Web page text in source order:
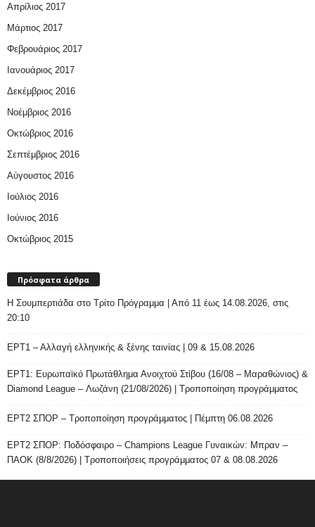
Απρίλιος 2017
Μάρτιος 2017
Φεβρουάριος 2017
Ιανουάριος 2017
Δεκέμβριος 2016
Νοέμβριος 2016
Οκτώβριος 2016
Σεπτέμβριος 2016
Αύγουστος 2016
Ιούλιος 2016
Ιούνιος 2016
Οκτώβριος 2015
Πρόσφατα άρθρα
H Σουμπερτιάδα στο Τρίτο Πρόγραμμα | Από 11 έως 14.08.2026, στις
20:10
ΕΡΤ1 – Αλλαγή ελληνικής & ξένης ταινίας | 09 & 15.08.2026
ΕΡΤ1: Ευρωπαϊκό Πρωτάθλημα Ανοιχτού Στίβου (16/08 – Μαραθώνιος) &
Diamond League – Λωζάνη (21/08/2026) | Τροποποίηση προγράμματος
ΕΡΤ2 ΣΠΟΡ – Τροποποίηση προγράμματος | Πέμπτη 06.08.2026
ΕΡΤ2 ΣΠΟΡ: Ποδόσφαιρο – Champions League Γυναικών: Μπραν –
ΠΑΟΚ (8/8/2026) | Τροποποιήσεις προγράμματος 07 & 08.08.2026